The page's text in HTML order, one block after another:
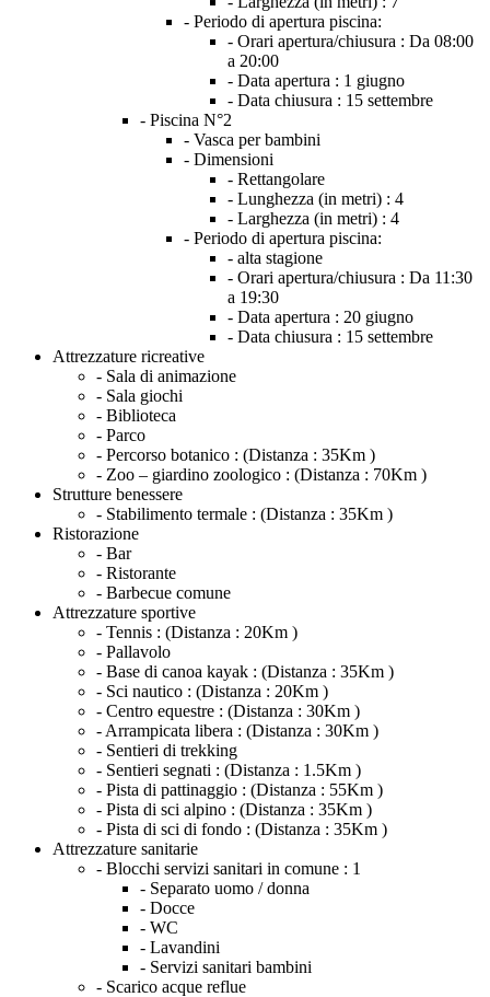
- Periodo di apertura piscina:
- Orari apertura/chiusura : Da 08:00
a 20:00
- Data apertura : 1 giugno
- Data chiusura : 15 settembre
- Piscina N°2
- Vasca per bambini
- Dimensioni
- Rettangolare
- Lunghezza (in metri) : 4
- Larghezza (in metri) : 4
- Periodo di apertura piscina:
- alta stagione
- Orari apertura/chiusura : Da 11:30
a 19:30
- Data apertura : 20 giugno
- Data chiusura : 15 settembre
Attrezzature ricreative
- Sala di animazione
- Sala giochi
- Biblioteca
- Parco
- Percorso botanico : (Distanza : 35Km )
- Zoo – giardino zoologico : (Distanza : 70Km )
Strutture benessere
- Stabilimento termale : (Distanza : 35Km )
Ristorazione
- Bar
- Ristorante
- Barbecue comune
Attrezzature sportive
- Tennis : (Distanza : 20Km )
- Pallavolo
- Base di canoa kayak : (Distanza : 35Km )
- Sci nautico : (Distanza : 20Km )
- Centro equestre : (Distanza : 30Km )
- Arrampicata libera : (Distanza : 30Km )
- Sentieri di trekking
- Sentieri segnati : (Distanza : 1.5Km )
- Pista di pattinaggio : (Distanza : 55Km )
- Pista di sci alpino : (Distanza : 35Km )
- Pista di sci di fondo : (Distanza : 35Km )
Attrezzature sanitarie
- Blocchi servizi sanitari in comune : 1
- Separato uomo / donna
- Docce
- WC
- Lavandini
- Servizi sanitari bambini
- Scarico acque reflue